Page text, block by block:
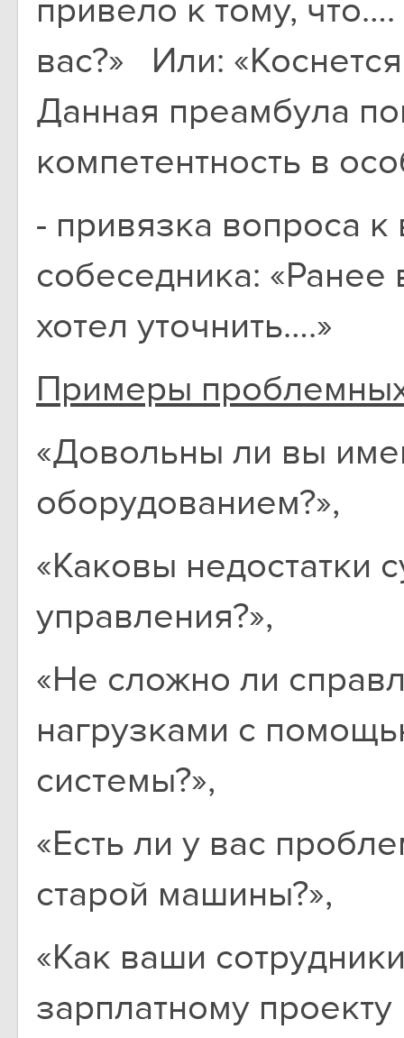
привело к тому,
вас?» Или:
Данная преамбула
компетентность в
- привязка вопроса
собеседника:
хотел уточнить….»
Примеры
«Довольны ли вы
оборудованием?»,
«Каковы недостатки
управления?»,
«Не сложно ли
нагрузками с
системы?»,
«Есть ли у вас
старой машины?»,
«Как ваши
зарплатному